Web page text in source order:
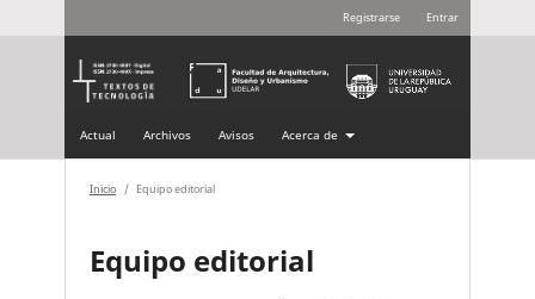
Actual Archivos Avisos Acerca de
Registrarse Entrar
Inicio / Equipo editorial
Equipo editorial